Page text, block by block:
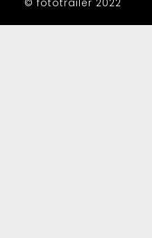
© fototrailer 2022